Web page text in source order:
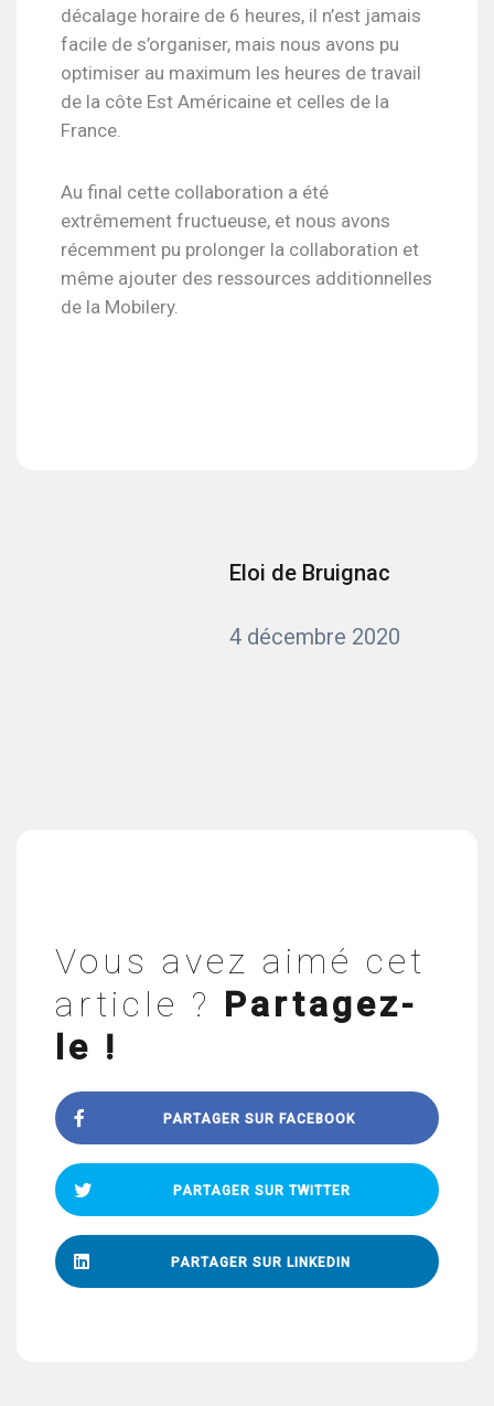
décalage horaire de 6 heures, il n’est jamais
facile de s’organiser, mais nous avons pu
optimiser au maximum les heures de travail
de la côte Est Américaine et celles de la
France.
Au final cette collaboration a été
extrêmement fructueuse, et nous avons
récemment pu prolonger la collaboration et
même ajouter des ressources additionnelles
de la Mobilery.
Eloi de Bruignac
4 décembre 2020
Vous avez aimé cet
article ? Partagez-
le !
PARTAGER SUR FACEBOOK
PARTAGER SUR TWITTER
PARTAGER SUR LINKEDIN